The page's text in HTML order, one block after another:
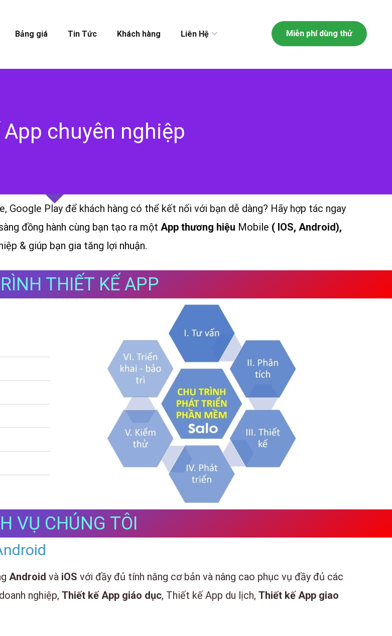
Bảng giá Tin Tức Khách hàng Liên Hệ Miễn phí dùng thử
chuyên nghiệp
Google Play để khách hàng có thể kết nối với bạn dễ dàng? Hãy hợp tác ngay
đồng hành cùng bạn tạo ra một App thương hiệu Mobile ( IOS, Android),
& giúp bạn gia tăng lợi nhuận.
THIẾT KẾ APP
VỤ CHÚNG TÔI
Android và iOS với đầy đủ tính năng cơ bản và nâng cao phục vụ đầy đủ các
nghiệp, Thiết kế App giáo dục, Thiết kế App du lịch, Thiết kế App giao